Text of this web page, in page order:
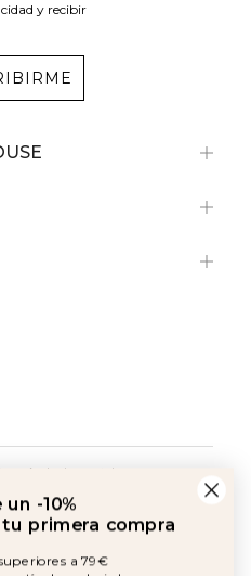
y recibir
Amb el suport de: